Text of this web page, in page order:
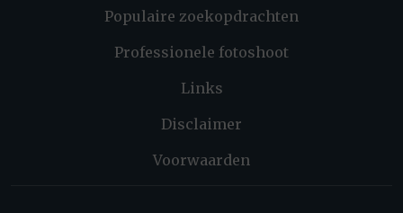
Populaire zoekopdrachten
Professionele fotoshoot
Links
Disclaimer
Voorwaarden